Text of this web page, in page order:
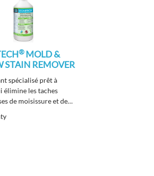
®MOLD &
STAIN REMOVER
spécialisé prêt à
élimine les taches
de moisissure et de
maçonnerie et le